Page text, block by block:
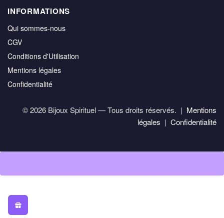
INFORMATIONS
Qui sommes-nous
CGV
Conditions d'Utilisation
Mentions légales
Confidentialité
© 2026 Bijoux Spirituel — Tous droits réservés. | Mentions
légales | Confidentialité